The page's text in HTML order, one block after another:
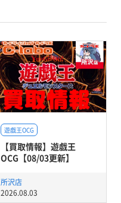
遊戯王OCG
【買取情報】遊戯王
OCG【08/03更新】
所沢店
2026.08.03